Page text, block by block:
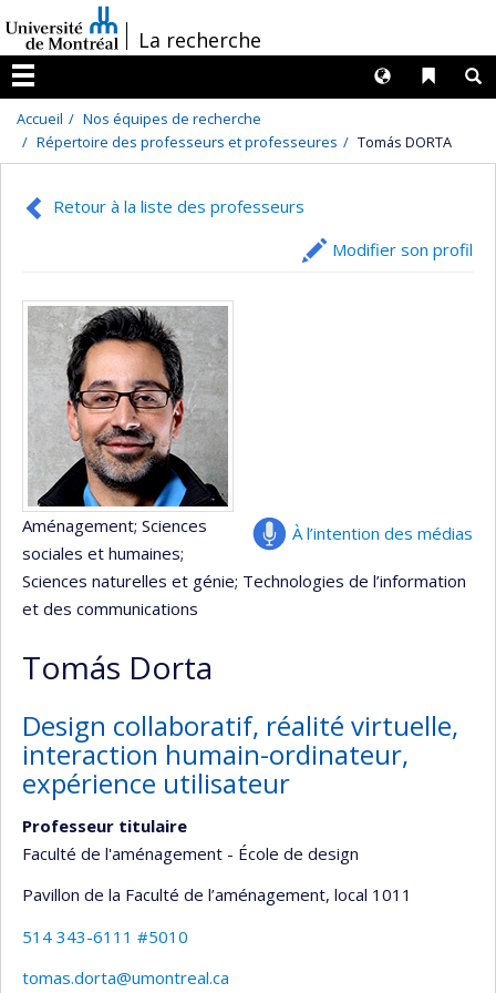
au
contenu
/La recherche
Menu
Liens
Langues
Accueil
Nos équipes de recherche
Répertoire des professeurs et professeures
Tomás DORTA
Retour à la liste des professeurs
Modifier son profil
À l’intention des médias
Aménagement; Sciences
sociales et humaines;
Sciences naturelles et génie; Technologies de l’information
et des communications
Tomás Dorta
Design collaboratif, réalité virtuelle,
interaction humain-ordinateur,
expérience utilisateur
Professeur titulaire
Faculté de l'aménagement - École de design
Pavillon de la Faculté de l’aménagement, local 1011
514 343-6111 #5010
tomas.dorta@umontreal.ca